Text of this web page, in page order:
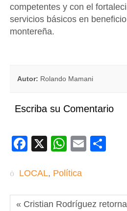
competentes y con el
servicios básicos en
montereña.
Autor: Rolando Mamani
Escriba su Comentario
Facebook
X Email
LOCAL, Política
« Cristian Rodríguez